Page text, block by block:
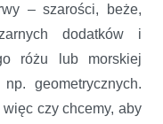
– szarości, beże,
dodatków i
różu lub morskiej
geometrycznych.
czy chcemy, aby